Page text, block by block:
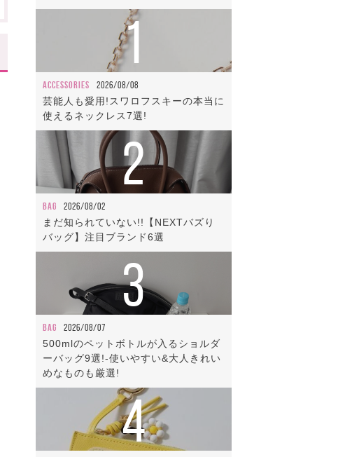
1
ACCESSORIES 2026/08/08
芸能人も愛用!スワロフスキーの本当に
使えるネックレス7選!
2
BAG 2026/08/02
まだ知られていない!!【NEXTバズり
バッグ】注目ブランド6選
3
BAG 2026/08/07
500mlのペットボトルが入るショルダ
ーバッグ9選!-使いやすい&大人きれい
めなものも厳選!
4